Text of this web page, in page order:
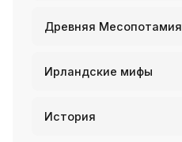
Древняя Месопотамия
Ирландские мифы
История